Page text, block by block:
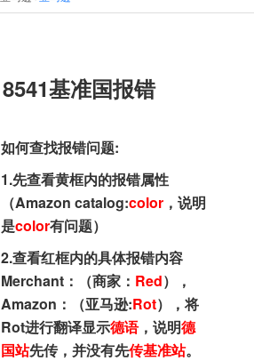
8541基准国报错
如何查找报错问题:
1.先查看黄框内的报错属性
（Amazon catalog:color ，说明
是color有问题）
2.查看红框内的具体报错内容
Merchant：（商家： Red），
Amazon：（亚马逊:Rot），将
Rot进行翻译显示德语，说明德
国站先传，并没有先传基准站。